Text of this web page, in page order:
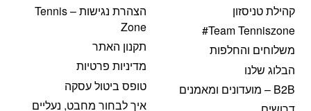
קהילת טניסזון
Team Tenniszone#
משלוחים והחלפות
הבלוג שלנו
B2B – מועדונים ומאמנים
הצהרת נגישות – Tennis
Zone
תקנון האתר
מדיניות פרטיות
טופס ביטול עסקה
איך לבחור מחבט, נעליים